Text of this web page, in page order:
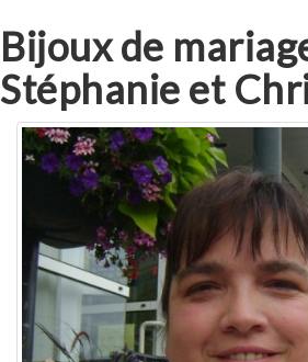
Bijoux de
Stéphanie et